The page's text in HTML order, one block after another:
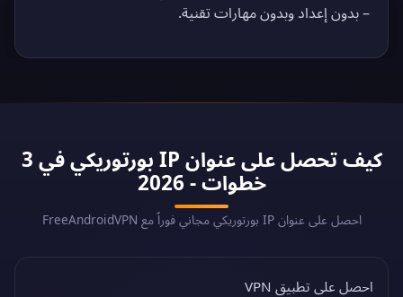
– بدون إعداد وبدون مهارات تقنية.
كيف تحصل على عنوان IP بورتوريكي في 3
خطوات - 2026
احصل على عنوان IP بورتوريكي مجاني فوراً مع FreeAndroidVPN
احصل على تطبيق VPN